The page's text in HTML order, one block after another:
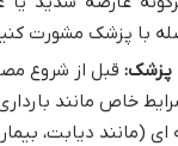
با پزشک مشورت
پزشک: قبل از شروع
خاص مانند
ای (مانند دیابت،